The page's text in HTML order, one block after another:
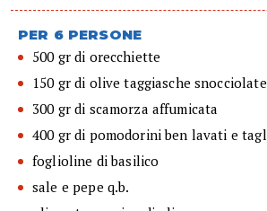
PER 6 PERSONE
500 gr di orecchiette
150 gr di olive taggiasche snocciolate
300 gr di scamorza affumicata
400 gr di pomodorini ben lavati e
foglioline di basilico
sale e pepe q.b.